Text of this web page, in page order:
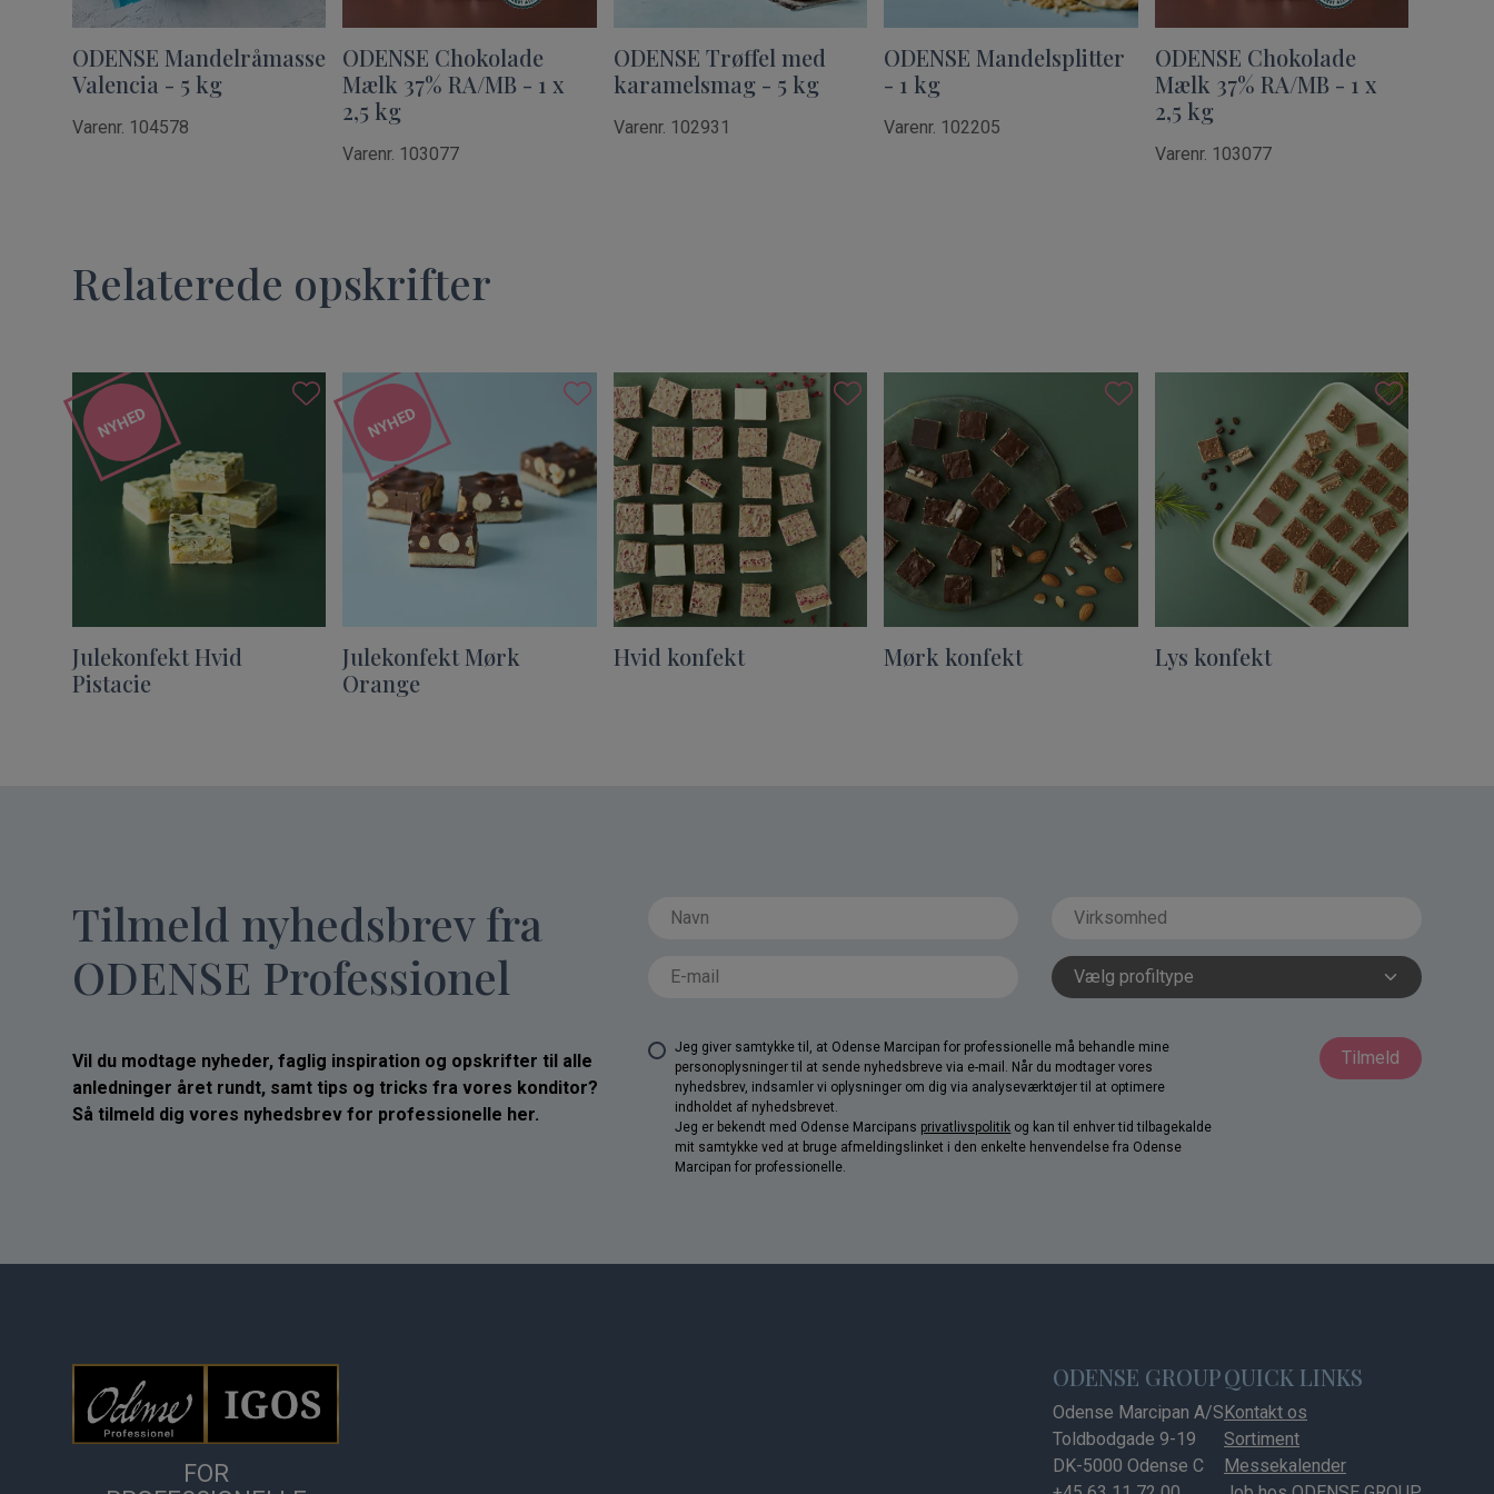
ODENSE Mandelråmasse
Valencia - 5 kg
Varenr. 104578
ODENSE Chokolade
Mælk 37% RA/MB - 1 x
2,5 kg
Varenr. 103077
ODENSE Trøffel med
karamelsmag - 5 kg
Varenr. 102931
ODENSE Mandelsplitter
- 1 kg
Varenr. 102205
ODENSE Chokolade
Mælk 37% RA/MB - 1 x
2,5 kg
Varenr. 103077
Relaterede opskrifter
NYHED
Julekonfekt Hvid
Pistacie
NYHED
Julekonfekt Mørk
Orange
Hvid konfekt Mørk konfekt Lys konfekt
Tilmeld nyhedsbrev fra
ODENSE Professionel
Vil du modtage nyheder, faglig inspiration og opskrifter til alle
anledninger året rundt, samt tips og tricks fra vores konditor?
Så tilmeld dig vores nyhedsbrev for professionelle her.
Jeg giver samtykke til, at Odense Marcipan for professionelle må behandle mine
personoplysninger til at sende nyhedsbreve via e-mail. Når du modtager vores
nyhedsbrev, indsamler vi oplysninger om dig via analyseværktøjer til at optimere
indholdet af nyhedsbrevet.
Jeg er bekendt med Odense Marcipans privatlivspolitik og kan til enhver tid tilbagekalde
mit samtykke ved at bruge afmeldingslinket i den enkelte henvendelse fra Odense
Marcipan for professionelle.
Tilmeld
FOR
ODENSE GROUP
Odense Marcipan A/S
Toldbodgade 9-19
DK-5000 Odense C
QUICK LINKS
Kontakt os
Sortiment
Messekalender